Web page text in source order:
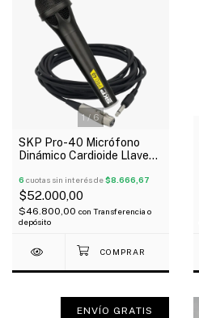
1/6
SKP Pro-40 Micrófono
Dinámico Cardioide Llave
6 cuotas sin interés de$8.666,67
$52.000,00
$46.800,00 con Transferencia o
depósito
ENVÍO GRATIS